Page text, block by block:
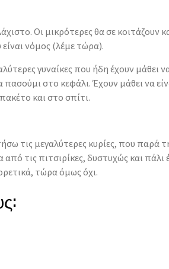
Οι μικρότερες θα σε κοιτάζουν
νόμος (λέμε τώρα).
γυναίκες που ήδη έχουν μάθει
στο κεφάλι. Έχουν μάθει να
και στο σπίτι.
τις μεγαλύτερες κυρίες, που παρά
τις πιτσιρίκες, δυστυχώς και πάλι
τώρα όμως όχι.